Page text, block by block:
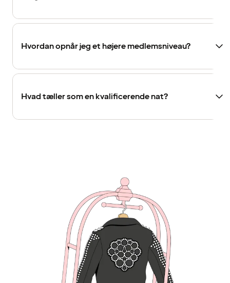
Hvordan opnår jeg et højere medlemsniveau?
Hvad tæller som en kvalificerende nat?